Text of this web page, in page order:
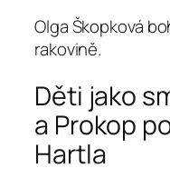
Olga Škopková
rakovině.
Děti jako
a Prokop
Hartla